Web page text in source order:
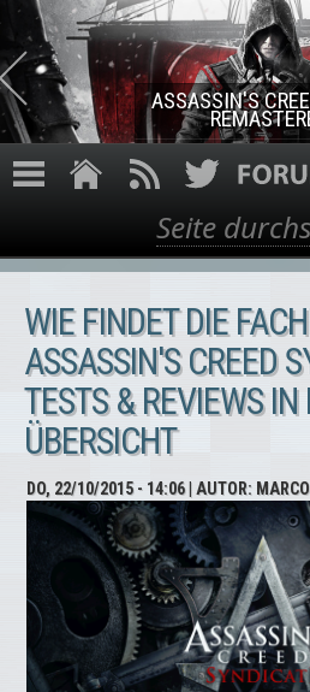
Direkt zum
ASSASSIN'S
Suchformular
Suche
WIE FINDET DIE
ASSASSIN'S CREED
TESTS & REVIEWS IN
ÜBERSICHT
DO, 22/10/2015 - 14:06| AUTOR: